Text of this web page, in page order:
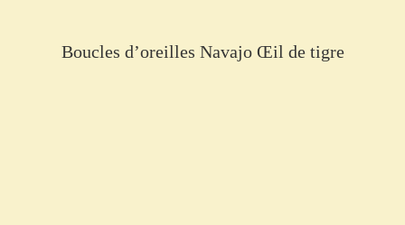
Boucles d’oreilles Navajo Œil de tigre
€